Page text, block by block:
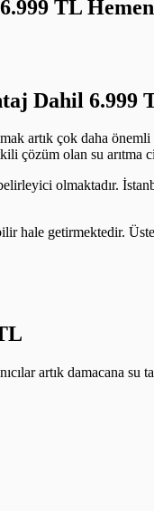
TL
Dahil 6.999
artık çok daha
çözüm olan su arıtma
olmaktadır.
hale getirmektedir.
artık damacana